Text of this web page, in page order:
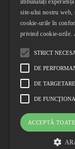
îmbunătăți
site-ului nostru web,
cookie-urile în
privind cookie-urile.
STRICT
DE
DE TARGETARE
DE
ACCEPTĂ TOATE